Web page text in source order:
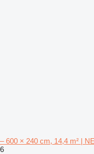
– 600 × 240 cm, 14,4 m² |
6